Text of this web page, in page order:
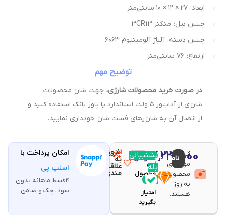
ابعاد: ۲۷ × ۱۲ × ۱۰ سانتی‌متر
جنس بیل: منگنز 3CR13
جنس دسته: آلیاژ آلومینیوم ۶۰۶۳
ارتفاع: ۷۶ سانتی‌متر
توضیح مهم
در صورت خرید محصولات شارژی،جهت شارژ محصولات
شارژی از آداپتور ۵ ولت استاندارد یا پاور بانک استفاده کنید و
از اتصال آن به شارژرهای فست شارژ خودداری نمایید.
قیمت و
موجودی
محصولات
به روز
هستند.
۷,۲۲۰,۰۰۰تومان ناموجودبا خرید
این
محصول
۱۴۴
امتیاز
بگیرید
پشتیبانی
بله
افزودن
به
علاقه
مندی
مقایسه
امکان پرداخت با
اسنپ پی
۴قسط ماهانه بدون
سود، چک و ضامن